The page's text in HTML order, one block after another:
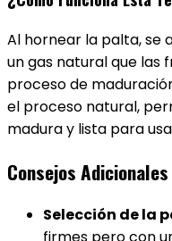
Al hornear la palta, se
un gas natural que las
proceso de
el proceso natural,
madura y lista para
Consejos Adicionales
Selección de la